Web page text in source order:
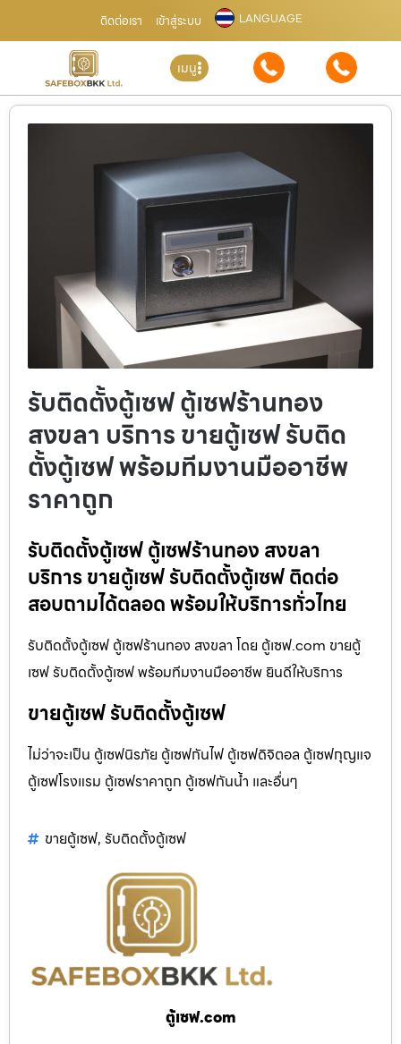
ติดต่อเรา เข้าสู่ระบบ LANGUAGE
เมนู
รับติดตั้งตู้เซฟ ตู้เซฟร้านทอง
สงขลา บริการ ขายตู้เซฟ รับติด
ตั้งตู้เซฟ พร้อมทีมงานมืออาชีพ
ราคาถูก
รับติดตั้งตู้เซฟ ตู้เซฟร้านทอง สงขลา
บริการ ขายตู้เซฟ รับติดตั้งตู้เซฟ ติดต่อ
สอบถามได้ตลอด พร้อมให้บริการทั่วไทย
รับติดตั้งตู้เซฟ ตู้เซฟร้านทอง สงขลา โดย ตู้เซฟ.com ขายตู้
เซฟ รับติดตั้งตู้เซฟ พร้อมทีมงานมืออาชีพ ยินดีให้บริการ
ขายตู้เซฟ รับติดตั้งตู้เซฟ
ไม่ว่าจะเป็น ตู้เซฟนิรภัย ตู้เซฟกันไฟ ตู้เซฟดิจิตอล ตู้เซฟกุญแจ
ตู้เซฟโรงแรม ตู้เซฟราคาถูก ตู้เซฟกันน้ำ และอื่นๆ
ขายตู้เซฟ, รับติดตั้งตู้เซฟ
ตู้เซฟ.com